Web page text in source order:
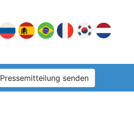
Pressemitteilung senden